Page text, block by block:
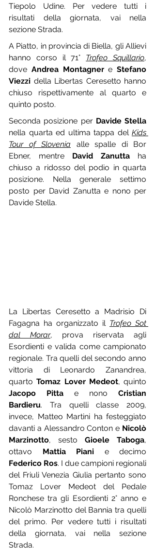
Tiepolo Udine. Per vedere tutti i
risultati della giornata, vai nella
sezione Strada.
A Piatto, in provincia di Biella, gli Allievi
hanno corso il 71° Trofeo Squillario,
dove Andrea Montagner e Stefano
Viezzi della Libertas Ceresetto hanno
chiuso rispettivamente al quarto e
quinto posto.
Seconda posizione per Davide Stella
nella quarta ed ultima tappa del Kids
Tour of Slovenia alle spalle di Bor
Ebner, mentre David Zanutta ha
chiuso a ridosso del podio in quarta
posizione. Nella generale settimo
posto per David Zanutta e nono per
Davide Stella.
La Libertas Ceresetto a Madrisio Di
Fagagna ha organizzato il Trofeo Sot
dal Morar, prova riservata agli
Esordienti e valida come campionato
regionale. Tra quelli del secondo anno
vittoria di Leonardo Zanandrea,
quarto Tomaz Lover Medeot
Jacopo Pitta e nono Cristian
Bardieru. Tra quelli classe 2009,
invece, Matteo Martini ha festeggiato
davanti a Alessandro Conton e Nicolò
Marzinotto, sesto Gioele Taboga,
ottavo Mattia Piani
Federico Ros. I due campioni regionali
del Friuli Venezia Giulia pertanto sono
Tomaz Lover Medeot del Pedale
Ronchese tra gli Esordienti 2° anno e
Nicolò Marzinotto del Bannia tra quelli
del primo. Per vedere tutti i risultati
della giornata, vai nella sezione
Strada.